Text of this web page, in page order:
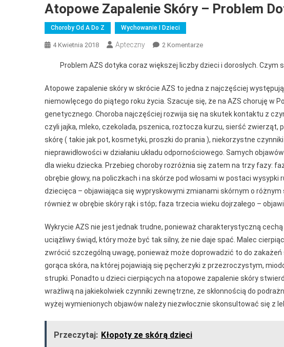
Atopowe Zapalenie Skóry – Problem
Choroby Od A Do Z Wychowanie I Dzieci
4 Kwietnia 2018 Apteczny 2 KomentarzeDo
Zapalenie
–
Problem
Dotykający
Setki
Dzieci.
Problem AZS dotyka coraz większej liczby dzieci i dorosłych. Czym
Atopowe zapalenie skóry w skrócie AZS to jedna z najczęściej
niemowlęcego do piątego roku życia. Szacuje się, że na AZS choruję w
genetycznego. Choroba najczęściej rozwija się na skutek kontaktu z
czyli jajka, mleko, czekolada, pszenica, roztocza kurzu, sierść zwierząt,
skórę ( takie jak pot, kosmetyki, proszki do prania ), niekorzystne
nieprawidłowości w działaniu układu odpornościowego. Samych
dla wieku dziecka. Przebieg choroby rozróżnia się zatem na trzy fazy:
obrębie głowy, na policzkach i na skórze pod włosami w postaci
dziecięca – objawiająca się wypryskowymi zmianami skórnym o
również w obrębie skóry rąk i stóp; faza trzecia wieku dojrzałego –
Wykrycie AZS nie jest jednak trudne, ponieważ charakterystyczną
uciążliwy świąd, który może być tak silny, że nie daje spać. Malec
zwrócić szczególną uwagę, ponieważ może doprowadzić to do
gorąca skóra, na której pojawiają się pęcherzyki z przezroczystym,
strupki. Ponadto u dzieci cierpiących na atopowe zapalenie skóry
wrażliwą na jakiekolwiek czynniki zewnętrzne, ze skłonnością do
wyżej wymienionych objawów należy niezwłocznie skonsultować się z
Przeczytaj: Kłopoty ze skórą dzieci